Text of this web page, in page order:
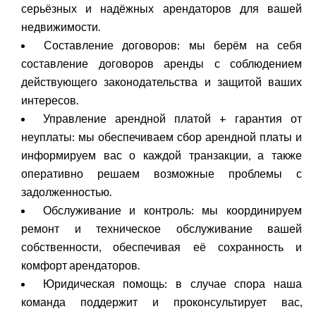
серьёзных и надёжных арендаторов для вашей
недвижимости.
Составление договоров: мы берём на себя
составление договоров аренды с соблюдением
действующего законодательства и защитой ваших
интересов.
Управление арендной платой + гарантия от
неуплаты: мы обеспечиваем сбор арендной платы и
информируем вас о каждой транзакции, а также
оперативно решаем возможные проблемы с
задолженностью.
Обслуживание и контроль: мы координируем
ремонт и техническое обслуживание вашей
собственности, обеспечивая её сохранность и
комфорт арендаторов.
Юридическая помощь: в случае спора наша
команда поддержит и проконсультирует вас,